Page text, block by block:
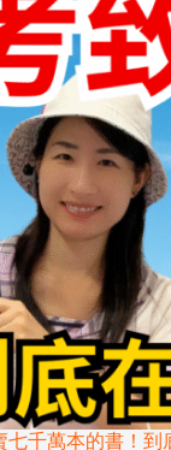
七千萬本的書！到